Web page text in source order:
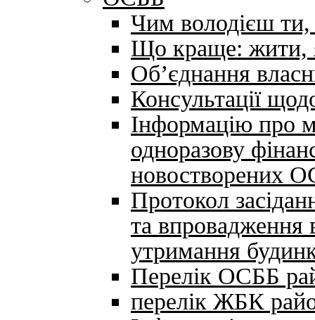
Чим володієш ти,
Що краще: жити,
Об’єднання
Консультації
Інформацію про
одноразову
новостворених
Протокол
та
утримання
Перелік ОСББ
перелік ЖБК